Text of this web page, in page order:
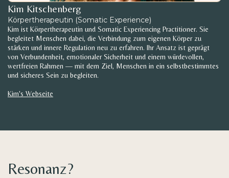
Kim Kitschenberg
Körpertherapeutin (Somatic Experience)
Kim ist Körpertherapeutin und Somatic Experiencing Practitioner. Sie
begleitet Menschen dabei, die Verbindung zum eigenen Körper zu
stärken und innere Regulation neu zu erfahren. Ihr Ansatz ist geprägt
von Verbundenheit, emotionaler Sicherheit und einem würdevollen,
wertfreien Rahmen — mit dem Ziel, Menschen in ein selbstbestimmtes
und sicheres Sein zu begleiten.
Kim's Webseite
Resonanz?